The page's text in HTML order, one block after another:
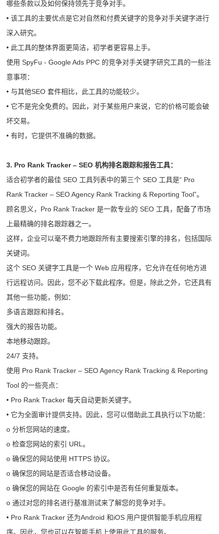
哪些条款以及如何保持领先于竞争对手。
• 该工具的主要优点是它对自然和付费关键字的竞争对手关键字进行
深入研究。
• 此工具的整体界面更简洁，初学者更容易上手。
使用 SpyFu - Google Ads PPC 的竞争对手关键字研究工具的一些注
意事项：
• 与其他SEO 套件相比，此工具的功能较少。
• 它不是完全免费的。因此，对于某些用户来说，它的价格可能会破
坏交易。
• 有时，它提供不准确的数据。
3. Pro Rank Tracker – SEO 机构排名跟踪和报告工具：
适合初学者的最佳 SEO 工具列表中的第三个 SEO 工具是“ Pro
Rank Tracker – SEO Agency Rank Tracking & Reporting Tool”。
顾名思义，Pro Rank Tracker 是一款专业的 SEO 工具，配备了市场
上最精确的排名跟踪器之一。
这样，企业可以毫不费力地跟踪所有主要搜索引擎的排名，包括国际
关键词。
这个 SEO 关键字工具是一个 Web 应用程序，它允许在任何地方进
行远程访问。因此，您不必下载此程序。但是，除此之外，它还具有
其他一些功能，例如：
多语言跟踪和排名。
强大的报告功能。
本地移动跟踪。
24/7 支持。
使用 Pro Rank Tracker – SEO Agency Rank Tracking & Reporting
Tool 的一些亮点：
• Pro Rank Tracker 每天自动更新关键字。
• 它为全面审计提供支持。因此，您可以借助此工具执行以下功能：
o 分析您网站的速度。
o 检查您网站的索引 URL。
o 确保您的网站使用 HTTPS 协议。
o 确保您的网站是否适合移动设备。
o 确保您的网站在 Google 的索引中是否有任何重复版本。
o 通过对您的排名进行基准测试来了解您的竞争对手。
• Pro Rank Tracker 还为Android 和iOS 用户提供智能手机应用程
序。因此，您也可以在智能手机上使用此工具的服务。